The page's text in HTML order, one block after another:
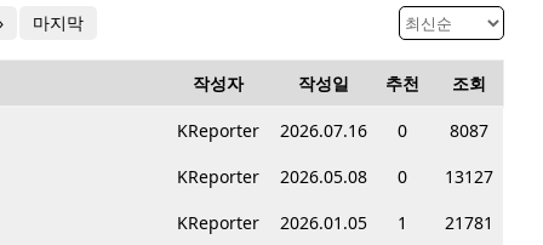
마지막
작성자 작성일 추천 조회
KReporter 2026.07.16 0
8087
KReporter 2026.05.08 0
13127
KReporter 2026.01.05 1
21781